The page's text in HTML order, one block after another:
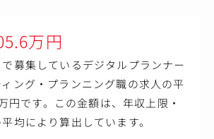
Yahoo/Meta/LINE/TikTok/Tverなど）
GTM管理、GA4分析
ト（Google Optimize）
ブのディレクション
などを活用したレポーティング
によるCVR改善提案
ンテンツ施策の統合提案
万円
募集しているデジタルプランナー
ング・プランニング職の求人の平
円です。この金額は、年収上限・
均により算出しています。